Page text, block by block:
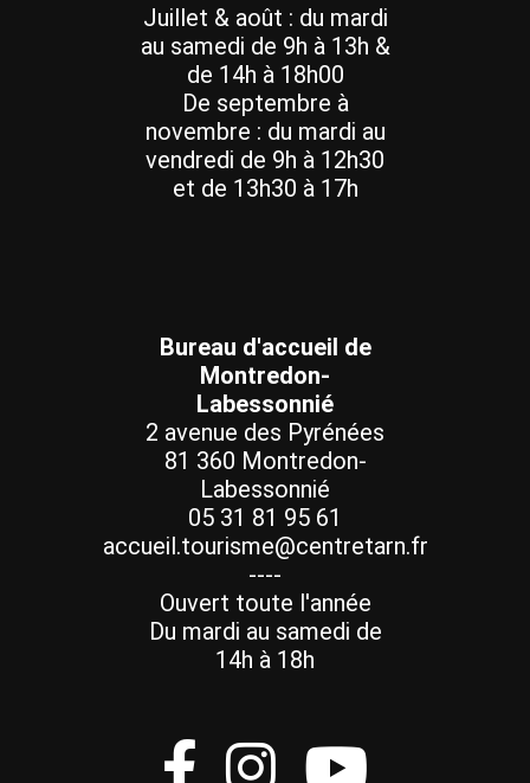
Juillet & août : du mardi
au samedi de 9h à 13h &
de 14h à 18h00
De septembre à
novembre : du mardi au
vendredi de 9h à 12h30
et de 13h30 à 17h
Bureau d'accueil de
Montredon-
Labessonnié
2 avenue des Pyrénées
81 360 Montredon-
Labessonnié
05 31 81 95 61
accueil.tourisme@centretarn.fr
----
Ouvert toute l'année
Du mardi au samedi de
14h à 18h